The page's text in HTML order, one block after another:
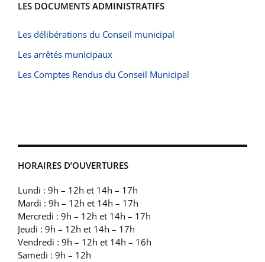
LES DOCUMENTS ADMINISTRATIFS
Les délibérations du Conseil municipal
Les arrêtés municipaux
Les Comptes Rendus du Conseil Municipal
HORAIRES D’OUVERTURES
Lundi : 9h – 12h et 14h – 17h
Mardi : 9h – 12h et 14h – 17h
Mercredi : 9h – 12h et 14h – 17h
Jeudi : 9h – 12h et 14h – 17h
Vendredi : 9h – 12h et 14h – 16h
Samedi : 9h – 12h